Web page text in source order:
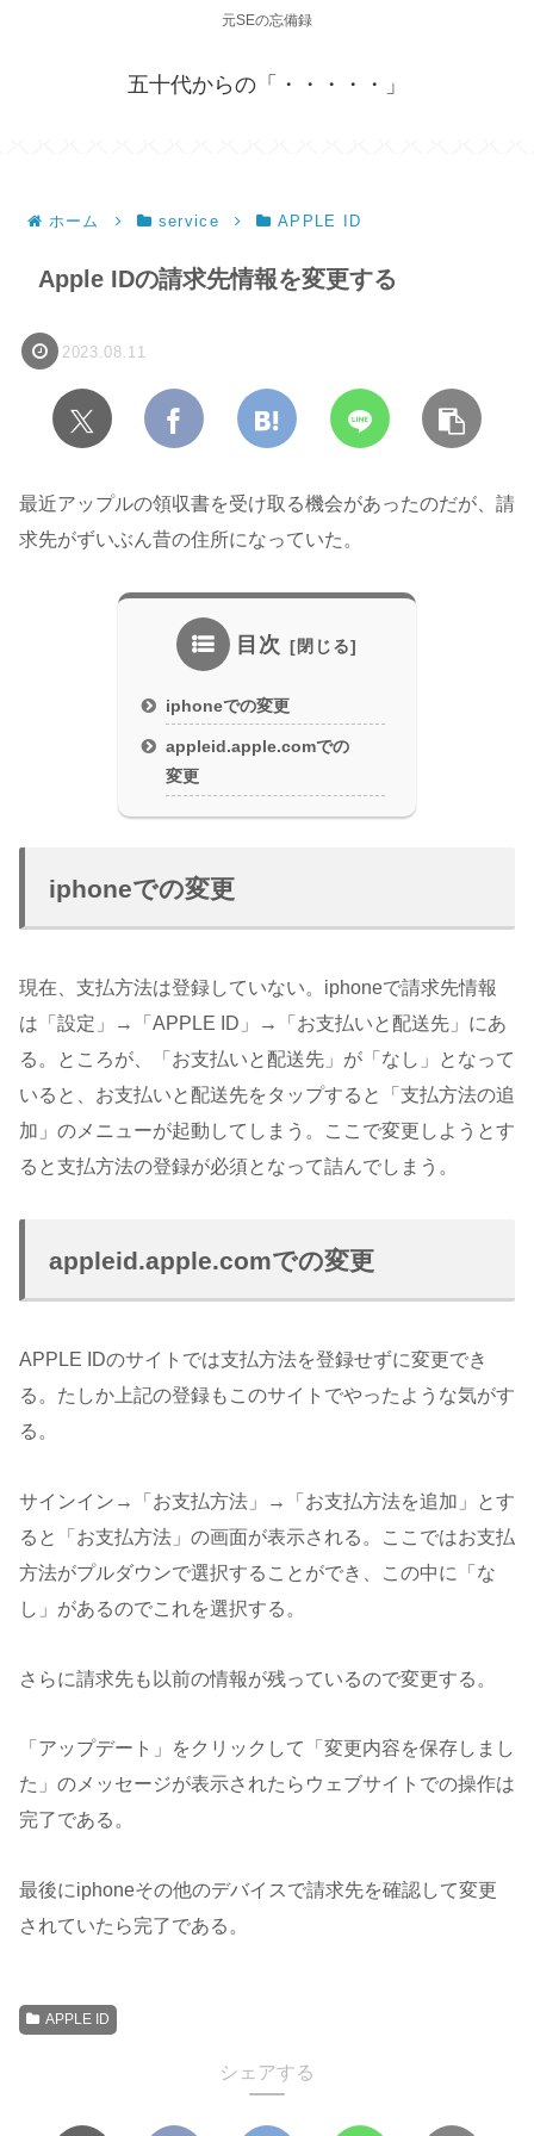
元SEの忘備録
五十代からの「・・・・・」
ホーム service APPLE ID
Apple IDの請求先情報を変更する
2023.08.11
最近アップルの領収書を受け取る機会があったのだが、請
求先がずいぶん昔の住所になっていた。
目次
iphoneでの変更
appleid.apple.comでの
変更
iphoneでの変更
現在、支払方法は登録していない。iphoneで請求先情報
は「設定」→「APPLE ID」→「お支払いと配送先」にあ
る。ところが、「お支払いと配送先」が「なし」となって
いると、お支払いと配送先をタップすると「支払方法の追
加」のメニューが起動してしまう。ここで変更しようとす
ると支払方法の登録が必須となって詰んでしまう。
appleid.apple.comでの変更
APPLE IDのサイトでは支払方法を登録せずに変更でき
る。たしか上記の登録もこのサイトでやったような気がす
る。
サインイン→「お支払方法」→「お支払方法を追加」とす
ると「お支払方法」の画面が表示される。ここではお支払
方法がプルダウンで選択することができ、この中に「な
し」があるのでこれを選択する。
さらに請求先も以前の情報が残っているので変更する。
「アップデート」をクリックして「変更内容を保存しまし
た」のメッセージが表示されたらウェブサイトでの操作は
完了である。
最後にiphoneその他のデバイスで請求先を確認して変更
されていたら完了である。
APPLE ID
シェアする